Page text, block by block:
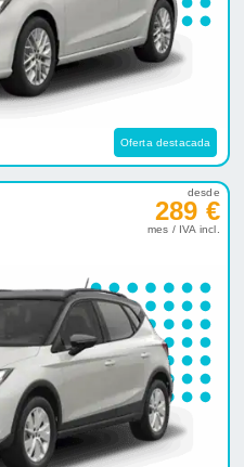
Oferta destacada
desde
289 €
mes / IVA incl.